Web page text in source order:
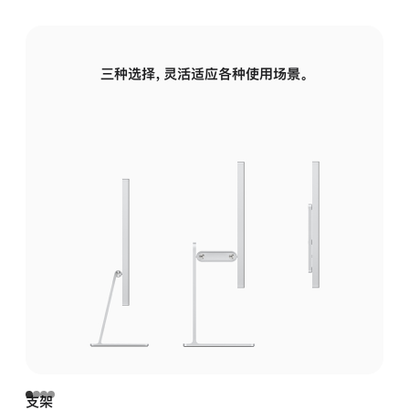
三种选择，灵活适应各种使用场景。
支架